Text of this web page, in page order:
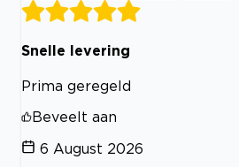
Snelle levering
Prima geregeld
Beveelt aan
6 August 2026